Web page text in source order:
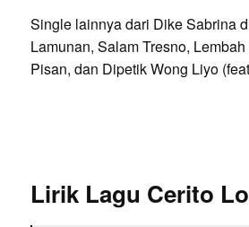
Single lainnya dari Dike Sabrina
Lamunan, Salam Tresno,
Pisan, dan Dipetik Wong Liyo
Lirik Lagu Cerito